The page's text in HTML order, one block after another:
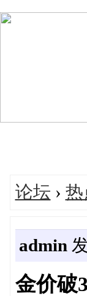
论坛 › 热
admin
金价破